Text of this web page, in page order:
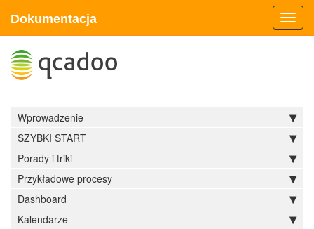
Dokumentacja
Wprowadzenie
SZYBKI START
Porady i triki
Przykładowe procesy
Dashboard
Kalendarze